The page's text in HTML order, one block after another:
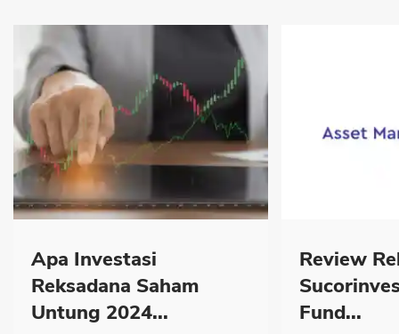
Apa Investasi
Reksadana Saham
Untung 2024...
Review
Fund...